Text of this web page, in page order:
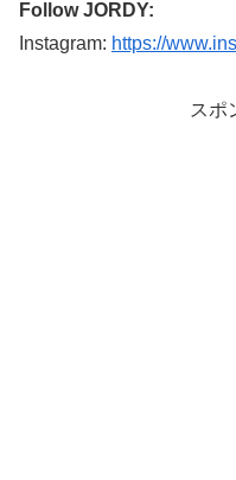
Follow JORDY:
Instagram: https://
スポ